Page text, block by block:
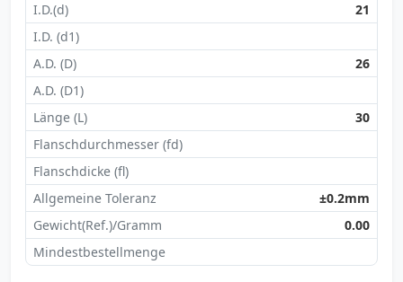
I.D.(d)
21
I.D. (d1)
A.D. (D)
26
A.D. (D1)
Länge (L)
30
Flanschdurchmesser (fd)
Flanschdicke (fl)
Allgemeine Toleranz
±0.2mm
Gewicht(Ref.)/Gramm
0.00
Mindestbestellmenge